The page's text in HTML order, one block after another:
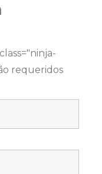
requeridos